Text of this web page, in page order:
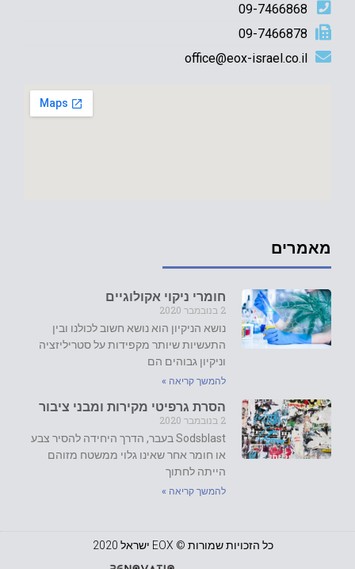
09-7466868
09-7466878
office@eox-israel.co.il
מאמרים
חומרי ניקוי אקולוגיים
2 בנובמבר 2020
נושא הניקיון הוא נושא חשוב לכולנו ובין
התעשיות שיותר מקפידות על סטריליזציה
וניקיון גבוהים הם
להמשך קריאה »
הסרת גרפיטי מקירות ומבני ציבור
2 בנובמבר 2020
Sodsblast בעבר, הדרך היחידה להסיר צבע
או חומר אחר שאינו גלוי ממשטח מזוהם
הייתה לחתוך
להמשך קריאה »
כל הזכויות שמורות ©️ EOX ישראל 2020